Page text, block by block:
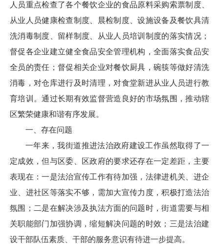
人员重点检查了各个餐饮企业的食品原料采购索票制度、
从业人员健康检查制度、晨检制度、设施设备及餐饮具清
洗消毒制度、留样制度、从业人员培训制度的落实情况；
督促各企业建立健全食品安全管理机构，全面落实食品安
全员的责任；督促相关企业对餐饮厨具，碗筷等做好清洗
消毒，对仓库进行及时清理，对食堂新进从业人员进行教
育培训。通过长期有效监督营造良好的市场氛围，推动辖
区繁荣健康和谐有序发展。
一、存在问题
一年来，我街道推进法治政府建设工作虽然取得了一
定成效，但与区委、区政府的要求还存在一定差距，主要
表现在：一是法治宣传工作有待加强，法律进机关、进企
业、进社区等落实不够，需加大宣传力度，积极打造法治
氛围；二是在解决涉及执法方面的问题时，街道需要与相
关职能部门加强协调，缩短解决问题的时效；三是法治建
设干部队伍素质、干部的服务意识有待进一步提高。